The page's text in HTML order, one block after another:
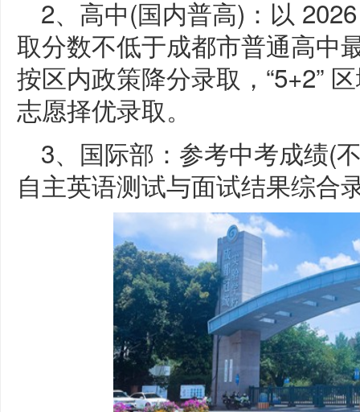
2、高中(国内普高)：以
取分数不低于成都市普通高中
按区内政策降分录取，“5+2”
志愿择优录取。
3、国际部：参考中考成绩(
自主英语测试与面试结果综合